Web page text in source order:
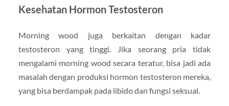
Kesehatan Hormon Testosteron
Morning wood juga berkaitan dengan kadar
testosteron yang tinggi. Jika seorang pria tidak
mengalami morning wood secara teratur, bisa jadi ada
masalah dengan produksi hormon testosteron mereka,
yang bisa berdampak pada libido dan fungsi seksual.